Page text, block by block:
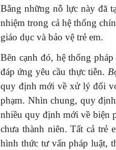
Bằng những nỗ lực này đã
nhiệm trong cả hệ thống
giáo dục và bảo vệ trẻ em.
Bên cạnh đó, hệ thống
đáp ứng yêu cầu thực tiễn.
quy định mới về xử lý đối
phạm. Nhìn chung, quy
nhiều quy định mới về biện
chưa thành niên. Tất cả trẻ
hình thức tư vấn pháp luật,